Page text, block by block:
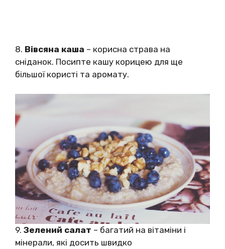
8. Вівсяна каша – корисна страва на
сніданок. Посипте кашу корицею для ще
більшої користі та аромату.
9. Зелений салат – багатий на вітаміни і
мінерали, які досить швидко